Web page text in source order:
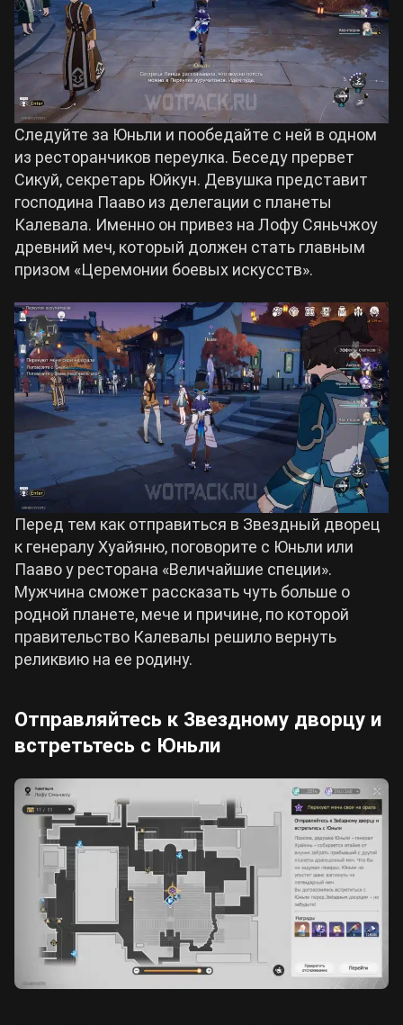
Следуйте за Юньли и пообедайте с ней в одном
из ресторанчиков переулка. Беседу прервет
Сикуй, секретарь Юйкун. Девушка представит
господина Пааво из делегации с планеты
Калевала. Именно он привез на Лофу Сяньчжоу
древний меч, который должен стать главным
призом «Церемонии боевых искусств».
Перед тем как отправиться в Звездный дворец
к генералу Хуайяню, поговорите с Юньли или
Пааво у ресторана «Величайшие специи».
Мужчина сможет рассказать чуть больше о
родной планете, мече и причине, по которой
правительство Калевалы решило вернуть
реликвию на ее родину.
Отправляйтесь к Звездному дворцу и
встретьтесь с Юньли